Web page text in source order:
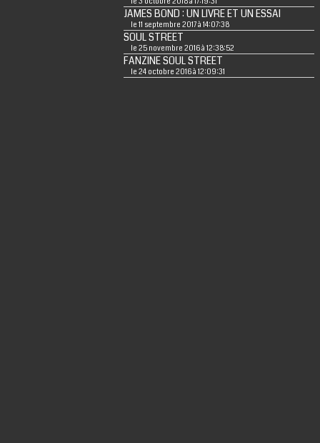
JAMES BOND : UN LIVRE ET UN ESSAI
le 11 septembre 2017 à 14:07:38
SOUL STREET
le 25 novembre 2016 à 12:38:52
FANZINE SOUL STREET
le 24 octobre 2016 à 12:09:31